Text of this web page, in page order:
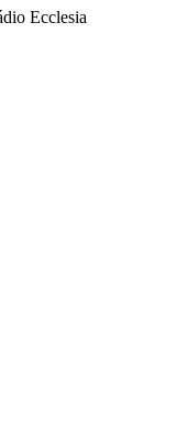
Ecclesia